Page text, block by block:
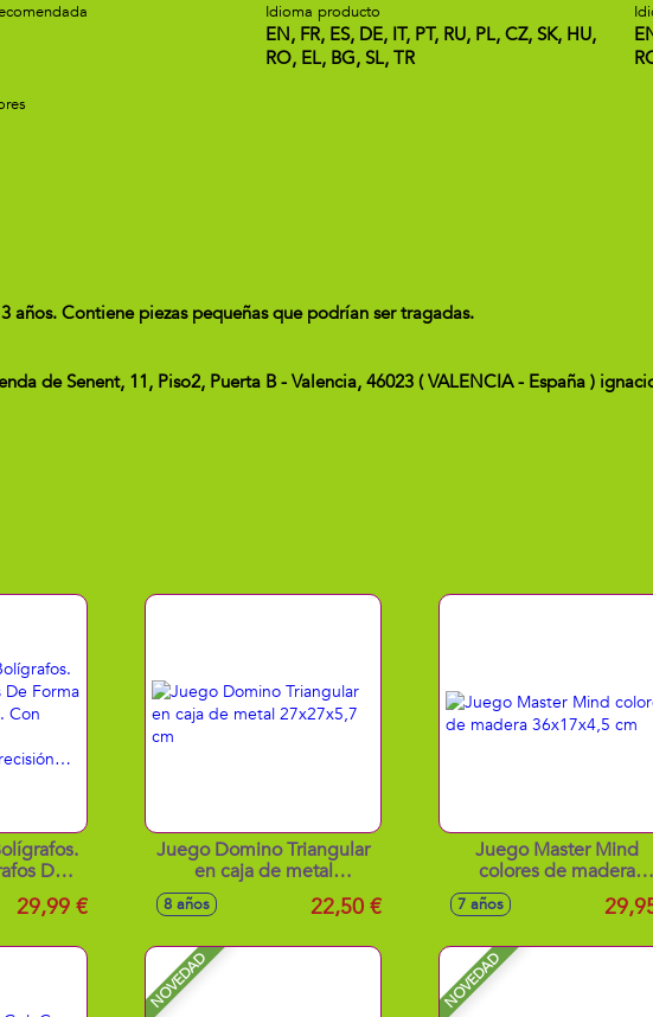
Idioma producto
EN, FR, ES, DE, IT, PT, RU, PL, CZ, SK, HU,
RO, EL, BG, SL, TR
Contiene piezas pequeñas que podrían ser tragadas.
de Senent, 11, Piso2, Puerta B - Valencia, 46023 ( VALENCIA - España )
De
29,99 €
Juego Domino Triangular
en caja de metal
27x27x5,7 cm
8 años 22,50 €
Juego Master Mind
colores de madera
36x17x4,5 cm
7 años
NOVEDAD NOVEDAD